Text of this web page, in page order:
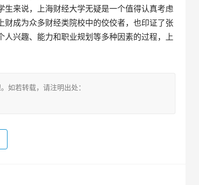
来说，上海财经大学无疑是一个值得认真考虑
成为众多财经类院校中的佼佼者，也印证了张
兴趣、能力和职业规划等多种因素的过程，上
如若转载，请注明出处：